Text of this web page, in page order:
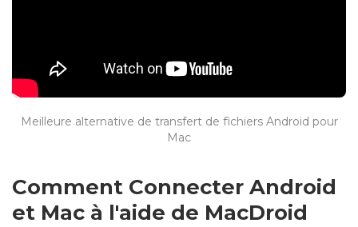
Meilleure alternative de transfert de fichiers Android pour
Mac
Comment Connecter Android
et Mac à l'aide de MacDroid